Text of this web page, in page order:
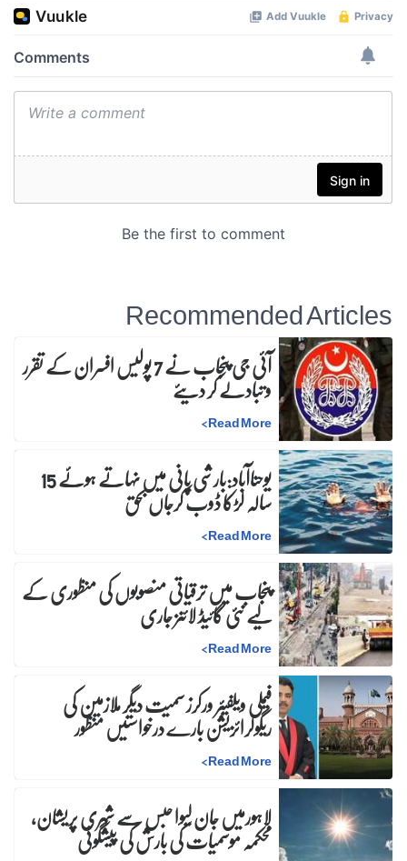
Recommended Articles
آئی جی پنجاب نے 7 پولیس افسران کے تقرر و تبادلے کر دیئے
Read More
>
یوحناآباد:بارشی پانی میں نہاتے ہوئے 15 سالہ لڑکا ڈوب کرجاں بحق
Read More
>
پنجاب میں ترقیاتی منصوبوں کی منظوری کے
لیے نئی گائیڈ لائنز جاری
Read More
>
فیملی ویلفیئر ورکرز سمیت دیگر ملازمین کی
ریگولرائزیشن بارے درخواستیں منظور
Read More
>
لاہورمیں جان لیوا حبس سے شہری پریشان،
محکمہ موسمیات کی بارش کی پیشگوئی